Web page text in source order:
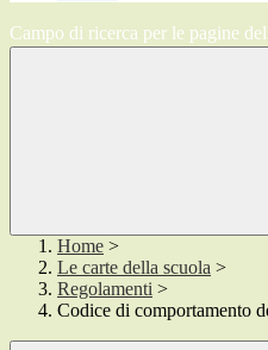
Campo di ricerca per le pagine
Home >
Le carte della scuola >
Regolamenti >
Codice di comportamento